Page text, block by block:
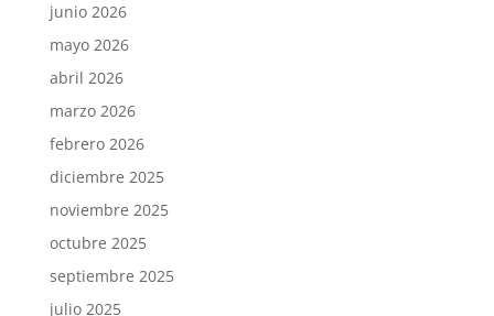
junio 2026
mayo 2026
abril 2026
marzo 2026
febrero 2026
diciembre 2025
noviembre 2025
octubre 2025
septiembre 2025
julio 2025